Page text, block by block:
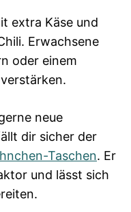
extra Käse und
Erwachsene
oder einem
neue
dir sicher der
Taschen. Er
und lässt sich